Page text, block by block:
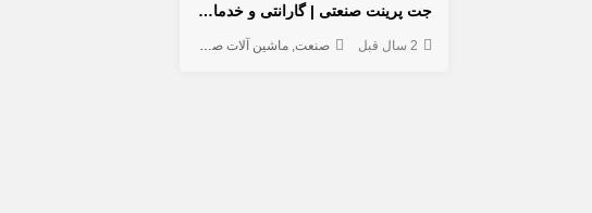
جت پرینت صنعتی | گارانتی و خدمات جت پرینتر
2 سال قبل صنعت ماشین آلات صنعتی